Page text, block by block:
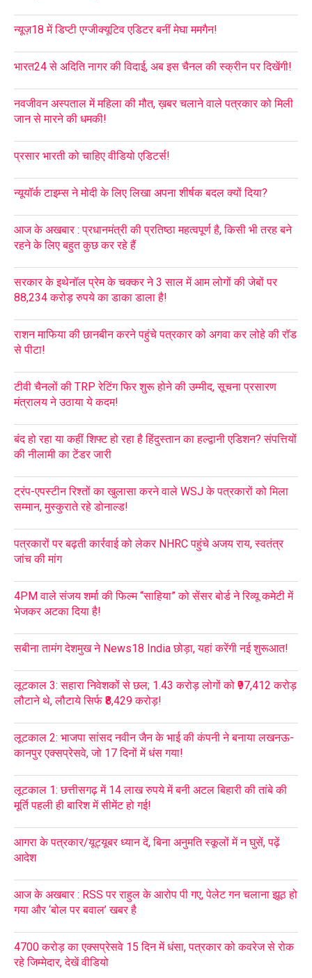
न्यूज़18 में डिप्टी एग्जीक्यूटिव एडिटर बनीं मेघा ममगैन!
भारत24 से अदिति नागर की विदाई, अब इस चैनल की स्क्रीन पर दिखेंगी!
नवजीवन अस्पताल में महिला की मौत, ख़बर चलाने वाले पत्रकार को मिली
जान से मारने की धमकी!
प्रसार भारती को चाहिए वीडियो एडिटर्स!
न्यूयॉर्क टाइम्स ने मोदी के लिए लिखा अपना शीर्षक बदल क्यों दिया?
आज के अखबार : प्रधानमंत्री की प्रतिष्ठा महत्वपूर्ण है, किसी भी तरह बने
रहने के लिए बहुत कुछ कर रहे हैं
सरकार के इथेनॉल प्रेम के चक्कर ने 3 साल में आम लोगों की जेबों पर
88,234 करोड़ रुपये का डाका डाला है!
राशन माफिया की छानबीन करने पहुंचे पत्रकार को अगवा कर लोहे की रॉड
से पीटा!
टीवी चैनलों की TRP रेटिंग फिर शुरू होने की उम्मीद, सूचना प्रसारण
मंत्रालय ने उठाया ये कदम!
बंद हो रहा या कहीं शिफ्ट हो रहा है हिंदुस्तान का हल्द्वानी एडिशन? संपत्तियों
की नीलामी का टेंडर जारी
ट्रंप-एपस्टीन रिश्तों का खुलासा करने वाले WSJ के पत्रकारों को मिला
सम्मान, मुस्कुराते रहे डोनाल्ड!
पत्रकारों पर बढ़ती कार्रवाई को लेकर NHRC पहुंचे अजय राय, स्वतंत्र
जांच की मांग
4PM वाले संजय शर्मा की फिल्म “साहिया” को सेंसर बोर्ड ने रिव्यू कमेटी में
भेजकर अटका दिया है!
सबीना तामंग देशमुख ने News18 India छोड़ा, यहां करेंगी नई शुरूआत!
लूटकाल 3: सहारा निवेशकों से छल; 1.43 करोड़ लोगों को ₹97,412 करोड़
लौटाने थे, लौटाये सिर्फ ₹8,429 करोड़!
लूटकाल 2: भाजपा सांसद नवीन जैन के भाई की कंपनी ने बनाया लखनऊ-
कानपुर एक्सप्रेसवे, जो 17 दिनों में धंस गया!
लूटकाल 1: छत्तीसगढ़ में 14 लाख रुपये में बनी अटल बिहारी की तांबे की
मूर्ति पहली ही बारिश में सीमेंट हो गई!
आगरा के पत्रकार/यूट्यूबर ध्यान दें, बिना अनुमति स्कूलों में न घुसें, पढ़ें
आदेश
आज के अखबार : RSS पर राहुल के आरोप पी गए, पेलेट गन चलाना झूठ हो
गया और ‘बोल पर बवाल’ खबर है
4700 करोड़ का एक्सप्रेसवे 15 दिन में धंसा, पत्रकार को कवरेज से रोक
रहे जिम्मेदार, देखें वीडियो